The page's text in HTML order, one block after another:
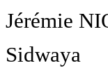
Jérémie
Sidwaya